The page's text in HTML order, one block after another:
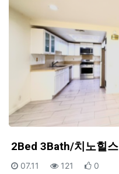
2Bed 3Bath/치노힐스
등록일
07.11 조회
121 추천
0